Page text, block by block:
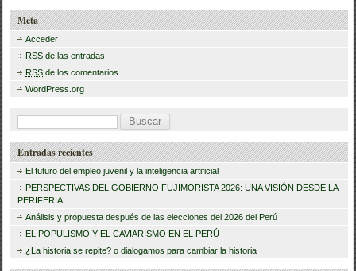
e
b
o
o
k
er p
tir
Meta
Acceder
RSS de las entradas
RSS de los comentarios
WordPress.org
B
u
s
c
a
:
Entradas recientes
El futuro del empleo juvenil y la inteligencia artificial
PERSPECTIVAS DEL GOBIERNO FUJIMORISTA 2026: UNA VISIÓN DESDE LA
PERIFERIA
Análisis y propuesta después de las elecciones del 2026 del Perú
EL POPULISMO Y EL CAVIARISMO EN EL PERÚ
¿La historia se repite? o dialogamos para cambiar la historia